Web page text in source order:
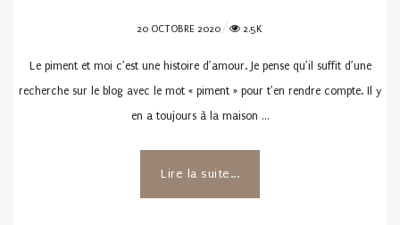
POSTED
20 OCTOBRE 2020 2.5K
Le piment et moi c’est une histoire d’amour. Je pense qu’il suffit d’une
recherche sur le blog avec le mot « piment » pour t’en rendre compte. Il y
en a toujours à la maison …
Lire la suite...